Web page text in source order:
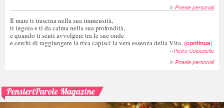
in Poesie personali
Il mare ti trascina nella sua immensità,
ti ingoia e ti da calma nella sua profondità,
e quando ti senti avvolgere tra le sue onde
e cerchi di raggiungere la riva capisci la vera essenza della Vita. (continua)
--Pietro Colucciello
in Poesie personali
PensieriParole Magazine